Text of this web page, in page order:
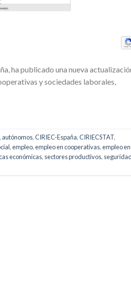
ha publicado una nueva
y sociedades laborales,
, autónomos,CIRIEC-España,CIRIECSTAT,
,empleo,empleo en cooperativas,empleo en
económicas, sectores productivos, seguridad